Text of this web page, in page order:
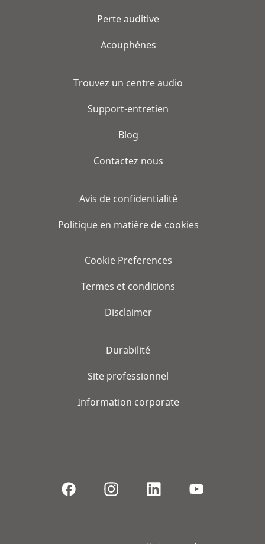
Perte auditive
Acouphènes
Trouvez un centre audio
Support-entretien
Blog
Contactez nous
Avis de confidentialité
Politique en matière de cookies
Cookie Preferences
Termes et conditions
Disclaimer
Durabilité
Site professionnel
Information corporate